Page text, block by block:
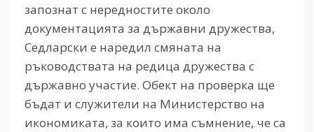
запознат с нередностите около
документацията за държавни дружества,
Седларски е наредил смяната на
ръководствата на редица дружества с
държавно участие. Обект на проверка ще
бъдат и служители на Министерство на
икономиката, за които има съмнение, че са